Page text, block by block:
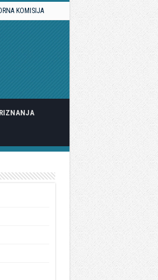
KOMISIJA